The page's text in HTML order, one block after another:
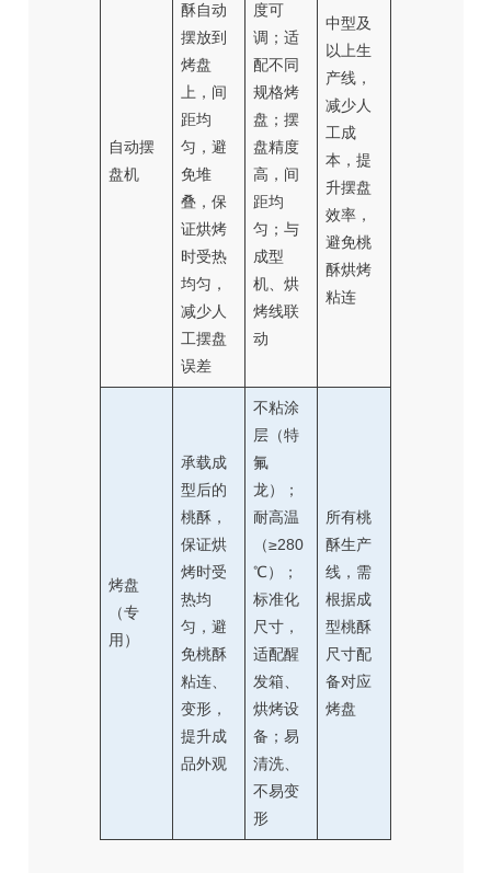
自动摆
盘机
酥自动
摆放到
烤盘
上，间
距均
匀，避
免堆
叠，保
证烘烤
时受热
均匀，
减少人
工摆盘
误差
度可
调；适
配不同
规格烤
盘；摆
盘精度
高，间
距均
匀；与
成型
机、烘
烤线联
动
中型及
以上生
产线，
减少人
工成
本，提
升摆盘
效率，
避免桃
酥烘烤
粘连
烤盘
（专
用）
承载成
型后的
桃酥，
保证烘
烤时受
热均
匀，避
免桃酥
粘连、
变形，
提升成
品外观
不粘涂
层（特
氟
龙）；
耐高温
（≥280
℃）；
标准化
尺寸，
适配醒
发箱、
烘烤设
备；易
清洗、
不易变
形
所有桃
酥生产
线，需
根据成
型桃酥
尺寸配
备对应
烤盘